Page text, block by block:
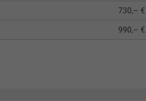
730,– €
990,– €